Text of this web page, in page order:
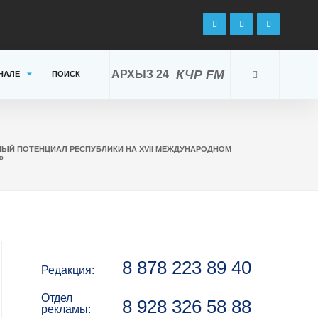
КЧР FM
АРХЫЗ 24
ПОИСК
ПОТЕНЦИАЛ РЕСПУБЛИКИ НА XVII МЕЖДУНАРОДНОМ
Редакция: 8 878 223 89 40
Отдел
рекламы:
8 928 326 58 88